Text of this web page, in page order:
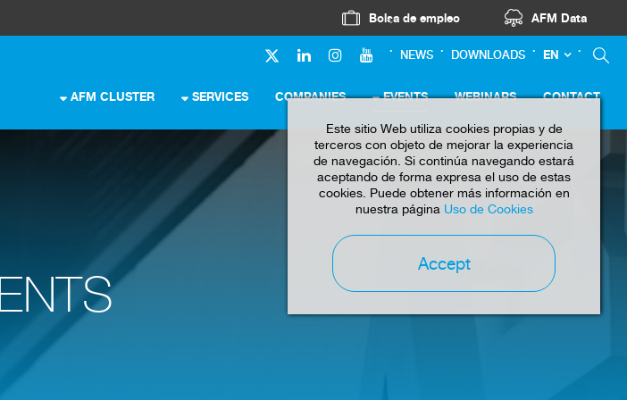
Bolsa de empleo AFM Data
NEWS DOWNLOADS EN
AFM CLUSTER SERVICES COMPANIES EVENTS WEBINARS CONTACT
Este sitio Web utiliza cookies propias y de
terceros con objeto de mejorar la experiencia
de navegación. Si continúa navegando estará
aceptando de forma expresa el uso de estas
cookies. Puede obtener más información en
nuestra página Uso de Cookies
Accept